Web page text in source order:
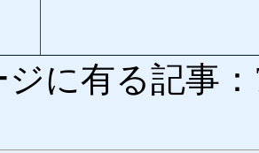
に有る記事